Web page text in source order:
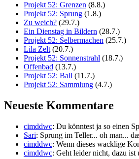
Projekt 52: Grenzen (8.8.)
Projekt 52: Sprung (1.8.)
Zu weich? (29.7.)
Ein Dienstag in Bildern (28.7.)
Projekt 52: Selbermachen (25.7.)
Lila Zelt (20.7.)
Projekt 52: Sonnenstrahl (18.7.)
Offenbad (13.7.)
Projekt 52: Ball (11.7.)
Projekt 52: Sammlung (4.7.)
Neueste Kommentare
cimddwc: Du könntest ja so einen
Sari: Sprung im Teller... oh man...
cimddwc: Wenn dieses wacklige
cimddwc: Geht leider nicht, dazu ist